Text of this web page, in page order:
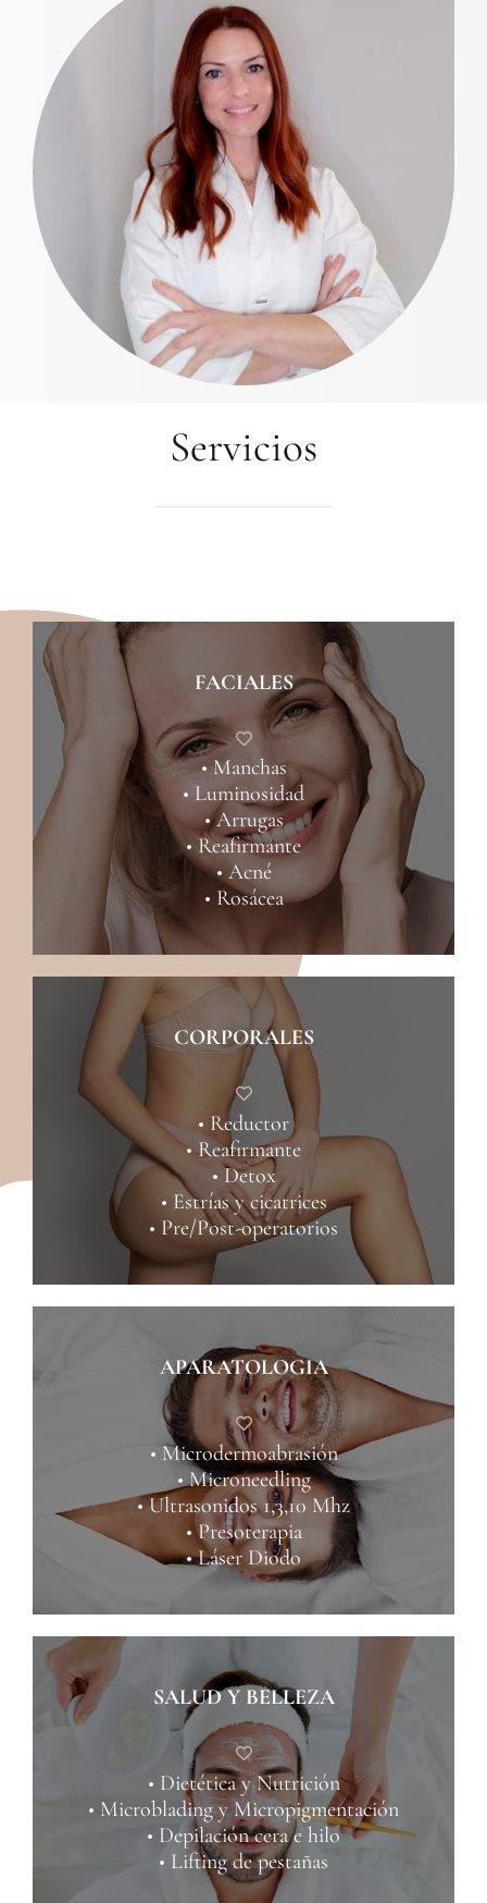
Servicios
FACIALES
• Manchas
• Luminosidad
• Arrugas
• Reafirmante
• Acné
• Rosácea
CORPORALES
• Reductor
• Reafirmante
• Detox
• Estrías y cicatrices
• Pre/Post-operatorios
APARATOLOGIA
• Microdermoabrasión
• Microneedling
• Ultrasonidos 1,3,10 Mhz
• Presoterapia
• Láser Diodo
SALUD Y BELLEZA
• Dietética y Nutrición
• Microblading y Micropigmentación
• Depilación cera e hilo
• Lifting de pestañas